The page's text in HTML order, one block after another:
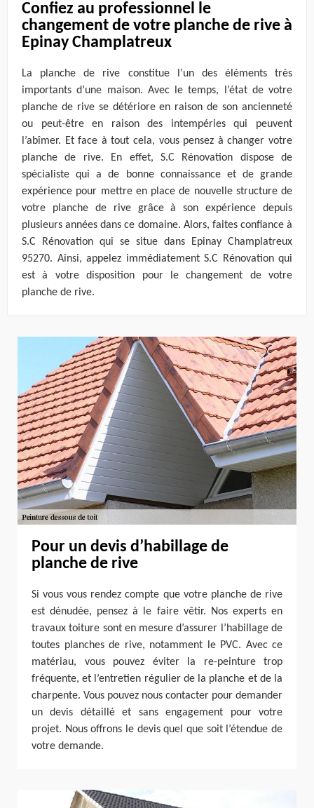
Confiez au professionnel le
changement de votre planche de rive à
Epinay Champlatreux
La planche de rive constitue l’un des éléments très
importants d’une maison. Avec le temps, l’état de votre
planche de rive se détériore en raison de son ancienneté
ou peut-être en raison des intempéries qui peuvent
l’abîmer. Et face à tout cela, vous pensez à changer votre
planche de rive. En effet, S.C Rénovation dispose de
spécialiste qui a de bonne connaissance et de grande
expérience pour mettre en place de nouvelle structure de
votre planche de rive grâce à son expérience depuis
plusieurs années dans ce domaine. Alors, faites confiance à
S.C Rénovation qui se situe dans Epinay Champlatreux
95270. Ainsi, appelez immédiatement S.C Rénovation qui
est à votre disposition pour le changement de votre
planche de rive.
Pour un devis d’habillage de
planche de rive
Si vous vous rendez compte que votre planche de rive
est dénudée, pensez à le faire vêtir. Nos experts en
travaux toiture sont en mesure d’assurer l’habillage de
toutes planches de rive, notamment le PVC. Avec ce
matériau, vous pouvez éviter la re-peinture trop
fréquente, et l’entretien régulier de la planche et de la
charpente. Vous pouvez nous contacter pour demander
un devis détaillé et sans engagement pour votre
projet. Nous offrons le devis quel que soit l’étendue de
votre demande.